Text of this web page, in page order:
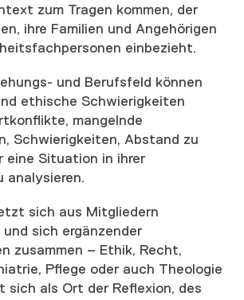
zum Tragen kommen, der
ihre Familien und Angehörigen
einbezieht.
und Berufsfeld können
ethische Schwierigkeiten
mangelnde
Schwierigkeiten, Abstand zu
eine Situation in ihrer
analysieren.
sich aus Mitgliedern
sich ergänzender
zusammen – Ethik, Recht,
Pflege oder auch Theologie
sich als Ort der Reflexion, des